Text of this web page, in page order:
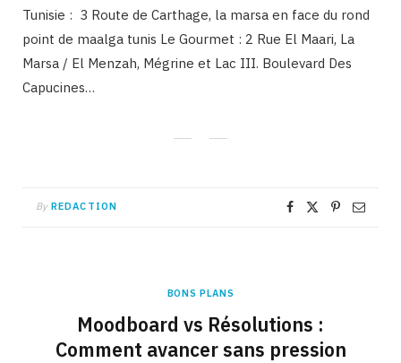
Tunisie : 3 Route de Carthage, la marsa en face du rond
point de maalga tunis Le Gourmet : 2 Rue El Maari, La
Marsa / El Menzah, Mégrine et Lac III. Boulevard Des
Capucines…
By REDACTION
BONS PLANS
Moodboard vs Résolutions :
Comment avancer sans pression